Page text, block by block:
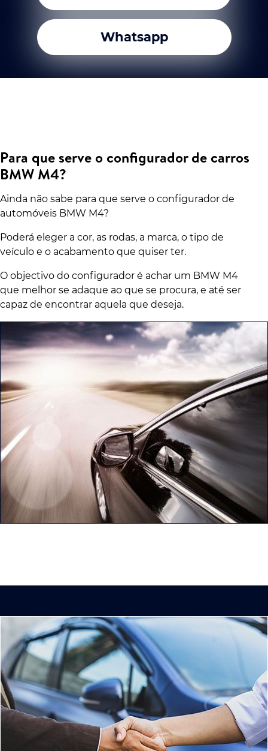
Whatsapp
Para que serve o configurador de carros
BMW M4?
Ainda não sabe para que serve o configurador de
automóveis BMW M4?
Poderá eleger a cor, as rodas, a marca, o tipo de
veículo e o acabamento que quiser ter.
O objectivo do configurador é achar um BMW M4
que melhor se adaque ao que se procura, e até ser
capaz de encontrar aquela que deseja.